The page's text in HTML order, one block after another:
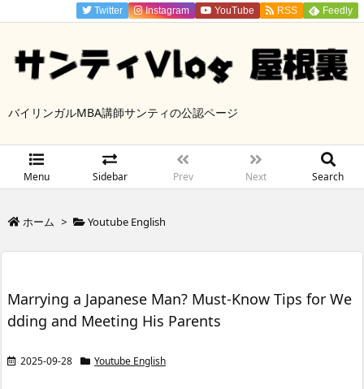
バイリンガルMBA講師サンティの公認ページ
Menu Sidebar Prev Next Search
Twitter Instagram YouTube RSS Feedly
ホーム > Youtube English
Marrying a Japanese Man? Must-Know Tips for We
dding and Meeting His Parents
2025-09-28 Youtube English